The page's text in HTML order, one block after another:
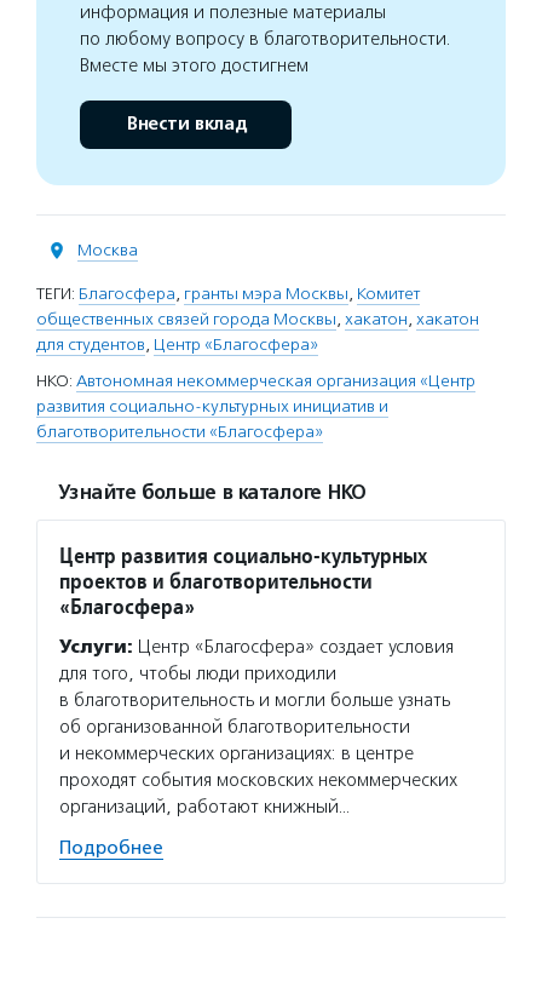
информация и полезные материалы
по любому вопросу в благотворительности.
Вместе мы этого достигнем
Внести вклад
Москва
ТЕГИ: Благосфера, гранты мэра Москвы, Комитет
общественных связей города Москвы, хакатон, хакатон
для студентов, Центр «Благосфера»
НКО: Автономная некоммерческая организация «Центр
развития социально-культурных инициатив и
благотворительности «Благосфера»
Узнайте больше в каталоге НКО
Центр развития социально-культурных
проектов и благотворительности
«Благосфера»
Услуги: Центр «Благосфера» создает условия
для того, чтобы люди приходили
в благотворительность и могли больше узнать
об организованной благотворительности
и некоммерческих организациях: в центре
проходят события московских некоммерческих
организаций, работают книжный…
Подробнее